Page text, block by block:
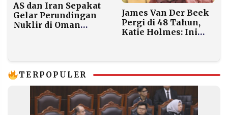
AS dan Iran Sepakat
Gelar Perundingan
Nuklir di Oman
James Van Der Beek
Pergi di 48 Tahun,
Katie Holmes: Ini
TERPOPULER